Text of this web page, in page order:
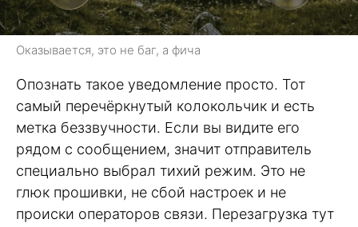
Оказывается, это не баг, а фича
Опознать такое уведомление просто. Тот
самый перечёркнутый колокольчик и есть
метка беззвучности. Если вы видите его
рядом с сообщением, значит отправитель
специально выбрал тихий режим. Это не
глюк прошивки, не сбой настроек и не
происки операторов связи. Перезагрузка тут